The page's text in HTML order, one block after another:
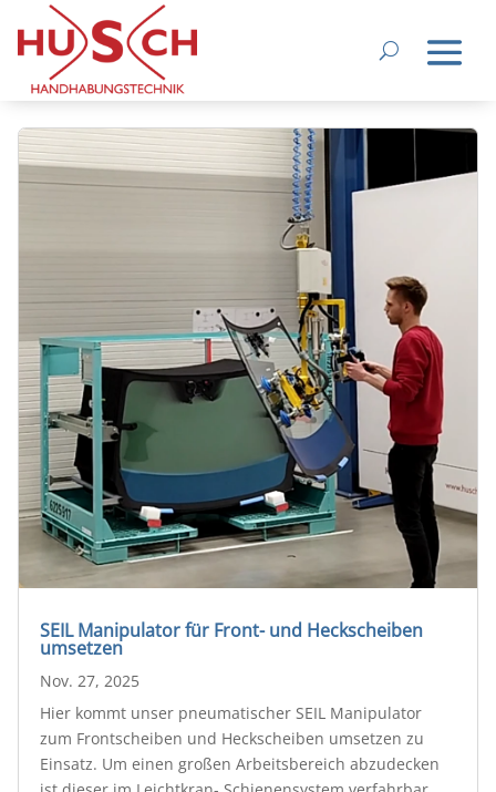
SEIL Manipulator für Front- und Heckscheiben
umsetzen
Nov. 27, 2025
Hier kommt unser pneumatischer SEIL Manipulator
zum Frontscheiben und Heckscheiben umsetzen zu
Einsatz. Um einen großen Arbeitsbereich abzudecken